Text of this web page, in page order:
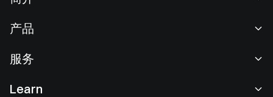
新闻中心
产品
现货交易
服务
Learn